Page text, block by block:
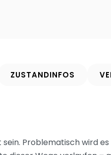
ZUSTANDINFOS
Problematisch wird